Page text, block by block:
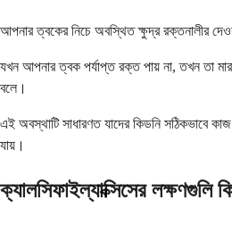
আপনার ত্বকের নিচে অবস্থিত ক্ষুদ্র রক্তনালীর
যখন আপনার ত্বক পর্যাপ্ত রক্ত ​​পায় না, তখন তা
বলে।
এই অবস্থাটি সাধারণত যাদের কিডনি সঠিকভাবে
যায়।
ক্যালসিফাইল্যাক্সিসের লক্ষণগুলি